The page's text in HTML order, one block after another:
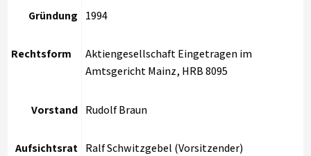
Gründung
Rechtsform
Vorstand
Aufsichtsrat
1994
Aktiengesellschaft Eingetragen im
Amtsgericht Mainz, HRB 8095
Rudolf Braun
Ralf Schwitzgebel (Vorsitzender)